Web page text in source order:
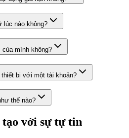
lúc nào không?
mình không?
bị với một tài khoản?
thế nào?
tạo với sự tự tin